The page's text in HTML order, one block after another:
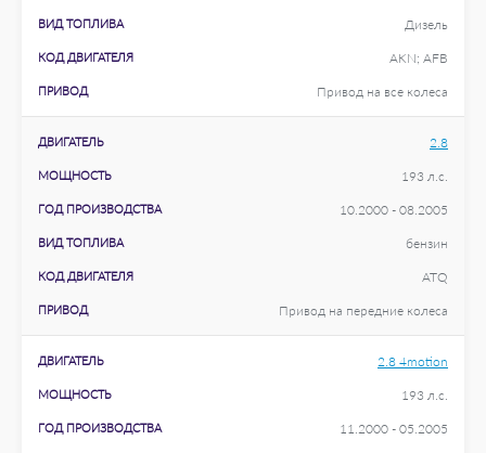
ВИД ТОПЛИВА Дизель
КОД ДВИГАТЕЛЯ AKN; AFB
ПРИВОД Привод на все колеса
ДВИГАТЕЛЬ 2.8
МОЩНОСТЬ 193 л.с.
ГОД ПРОИЗВОДСТВА 10.2000 - 08.2005
ВИД ТОПЛИВА бензин
КОД ДВИГАТЕЛЯ ATQ
ПРИВОД Привод на передние колеса
ДВИГАТЕЛЬ 2.8 4motion
МОЩНОСТЬ 193 л.с.
ГОД ПРОИЗВОДСТВА 11.2000 - 05.2005